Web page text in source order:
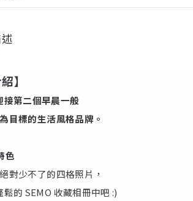
】
第二個早晨一般
目標的生活風格品牌。
色
對少不了的四格照片，
的 SEMO 收藏相冊中吧 :)